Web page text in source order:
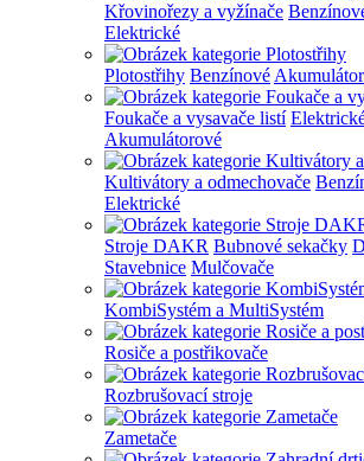
Křovinořezy a vyžínače
Elektrické
Plotostřihy Benzínové
Foukače a vysavače listí
Akumulátorové
Kultivátory a odmechovače
Elektrické
Stroje DAKR Bubnové sekačky
Stavebnice Mulčovače
KombiSystém a MultiSystém
Rosiče a postřikovače
Rozbrušovací stroje
Zametače